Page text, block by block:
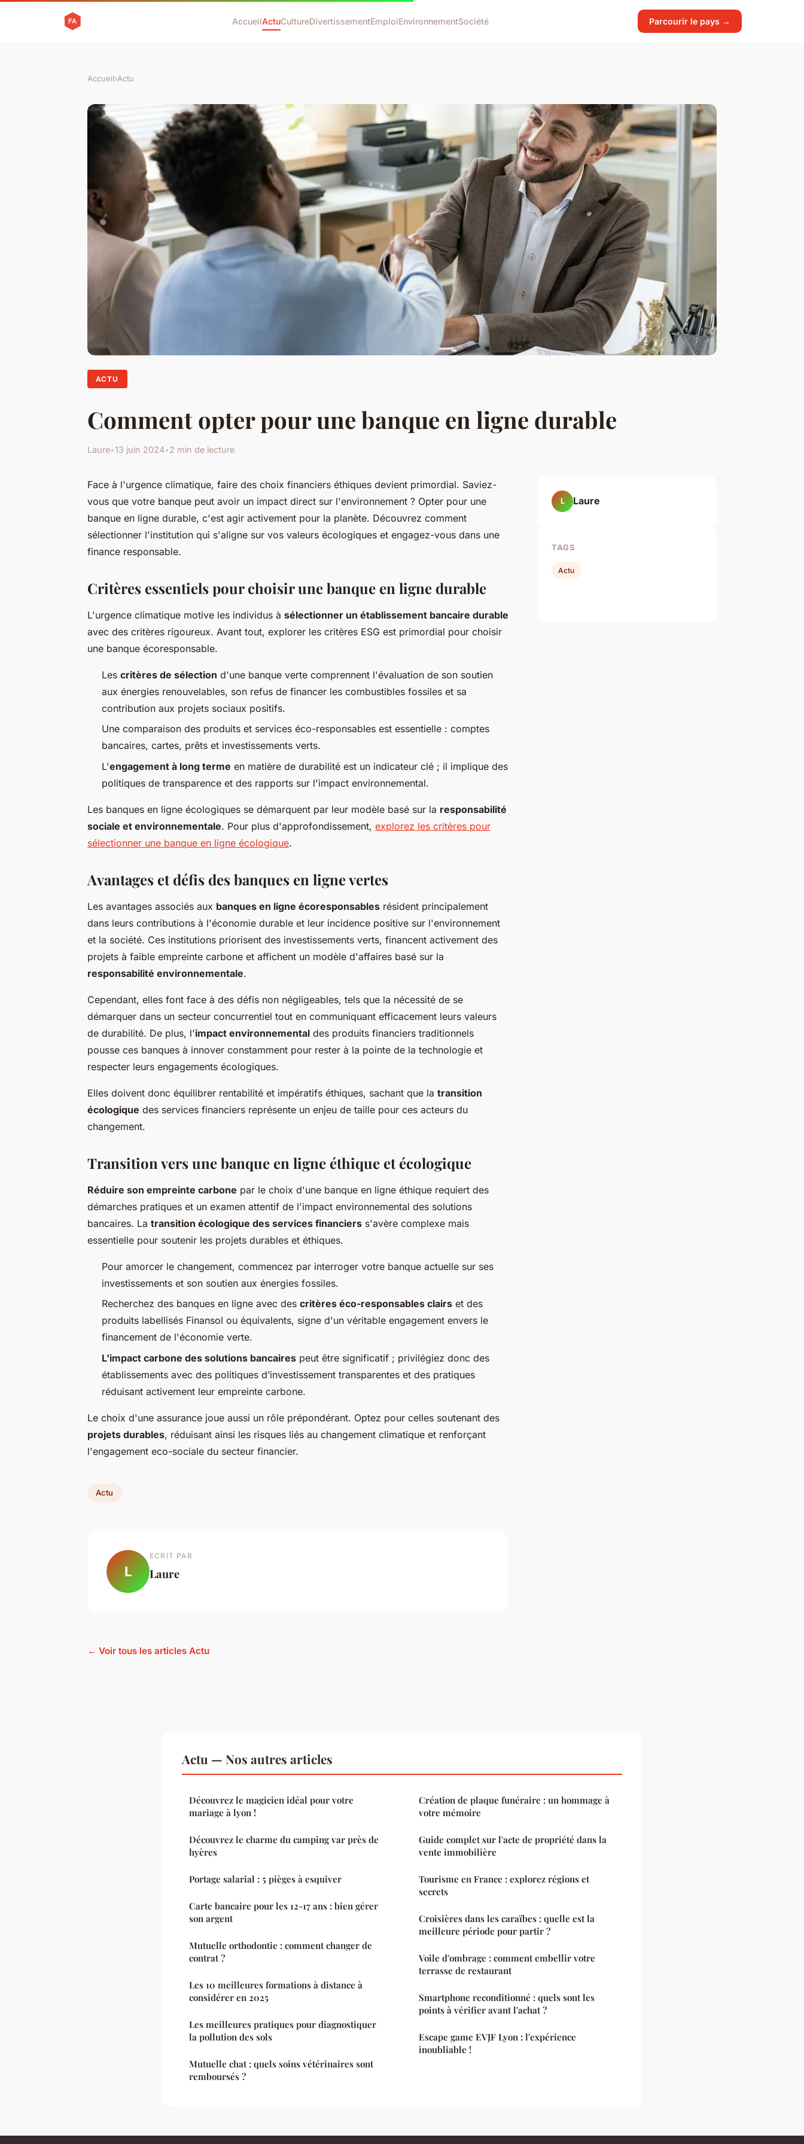
AccueilActuCultureDivertissementEmploiEnvironnementSociété Parcourir le pays →
Accueil›Actu
ACTU
Comment opter pour une banque en ligne durable
Laure•13 juin 2024•2 min de lecture
Face à l'urgence climatique, faire des choix financiers éthiques devient primordial. Saviez-
vous que votre banque peut avoir un impact direct sur l'environnement ? Opter pour une
banque en ligne durable, c'est agir activement pour la planète. Découvrez comment
sélectionner l'institution qui s'aligne sur vos valeurs écologiques et engagez-vous dans une
finance responsable.
Critères essentiels pour choisir une banque en ligne durable
L'urgence climatique motive les individus à sélectionner un établissement bancaire durable
avec des critères rigoureux. Avant tout, explorer les critères ESG est primordial pour choisir
une banque écoresponsable.
Les critères de sélection d'une banque verte comprennent l'évaluation de son soutien
aux énergies renouvelables, son refus de financer les combustibles fossiles et sa
contribution aux projets sociaux positifs.
Une comparaison des produits et services éco-responsables est essentielle : comptes
bancaires, cartes, prêts et investissements verts.
L'engagement à long terme en matière de durabilité est un indicateur clé ; il implique des
politiques de transparence et des rapports sur l'impact environnemental.
Les banques en ligne écologiques se démarquent par leur modèle basé sur la responsabilité
sociale et environnementale. Pour plus d'approfondissement, explorez les critères pour
sélectionner une banque en ligne écologique.
Avantages et défis des banques en ligne vertes
Les avantages associés aux banques en ligne écoresponsables résident principalement
dans leurs contributions à l'économie durable et leur incidence positive sur l'environnement
et la société. Ces institutions priorisent des investissements verts, financent activement des
projets à faible empreinte carbone et affichent un modèle d'affaires basé sur la
responsabilité environnementale.
Cependant, elles font face à des défis non négligeables, tels que la nécessité de se
démarquer dans un secteur concurrentiel tout en communiquant efficacement leurs valeurs
de durabilité. De plus, l'impact environnemental des produits financiers traditionnels
pousse ces banques à innover constamment pour rester à la pointe de la technologie et
respecter leurs engagements écologiques.
Elles doivent donc équilibrer rentabilité et impératifs éthiques, sachant que la transition
écologique des services financiers représente un enjeu de taille pour ces acteurs du
changement.
Transition vers une banque en ligne éthique et écologique
Réduire son empreinte carbone par le choix d'une banque en ligne éthique requiert des
démarches pratiques et un examen attentif de l'impact environnemental des solutions
bancaires. La transition écologique des services financiers s'avère complexe mais
essentielle pour soutenir les projets durables et éthiques.
Pour amorcer le changement, commencez par interroger votre banque actuelle sur ses
investissements et son soutien aux énergies fossiles.
Recherchez des banques en ligne avec des critères éco-responsables clairs et des
produits labellisés Finansol ou équivalents, signe d'un véritable engagement envers le
financement de l'économie verte.
L'impact carbone des solutions bancaires peut être significatif ; privilégiez donc des
établissements avec des politiques d’investissement transparentes et des pratiques
réduisant activement leur empreinte carbone.
Le choix d'une assurance joue aussi un rôle prépondérant. Optez pour celles soutenant des
projets durables, réduisant ainsi les risques liés au changement climatique et renforçant
l'engagement eco-sociale du secteur financier.
Actu
L
ECRIT PAR
Laure
← Voir tous les articles Actu
L Laure
TAGS
Actu
Actu — Nos autres articles
Découvrez le magicien idéal pour votre
mariage à lyon !
Découvrez le charme du camping var près de
hyères
Portage salarial : 5 pièges à esquiver
Carte bancaire pour les 12-17 ans : bien gérer
son argent
Mutuelle orthodontie : comment changer de
contrat ?
Les 10 meilleures formations à distance à
considérer en 2025
Les meilleures pratiques pour diagnostiquer
la pollution des sols
Mutuelle chat : quels soins vétérinaires sont
remboursés ?
Création de plaque funéraire : un hommage à
votre mémoire
Guide complet sur l'acte de propriété dans la
vente immobilière
Tourisme en France : explorez régions et
secrets
Croisières dans les caraïbes : quelle est la
meilleure période pour partir ?
Voile d'ombrage : comment embellir votre
terrasse de restaurant
Smartphone reconditionné : quels sont les
points à vérifier avant l'achat ?
Escape game EVJF Lyon : l'expérience
inoubliable !